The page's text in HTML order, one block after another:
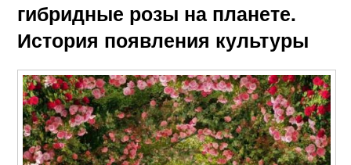
гибридные розы на планете.
История появления культуры